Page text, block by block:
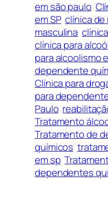
em são paulo
em SP clínica
masculina
clínica para
para alcoolismo
dependente
Clínica para
para
Paulo
Tratamento
Tratamento de
químicos
em sp
dependentes